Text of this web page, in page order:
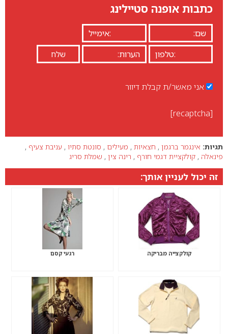
כתבות אופנה סטיילינג
אני מאשר/ת קבלת דיוור
[recaptcha]
תגיות: אינגמר ברגמן , חצאיות , מעילים , סונטת סתיו , עניבת צעיף ,
פינאלה , קולקציית דגמי חורף , רינה צין , שמלת סריג
זה יכול לעניין אותך:
קולקצייה מבריקה רגעי קסם